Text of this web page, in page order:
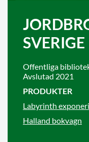
SVERIGE
Offentliga
Avslutad 2021
PRODUKTER
Labyrinth
Halland bokvagn